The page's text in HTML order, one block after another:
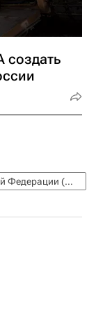
Министерство иностранных дел Российской Федерации (МИД РФ)